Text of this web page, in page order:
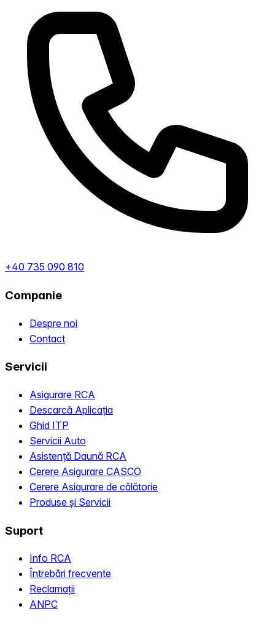
+40 735 090 810
Companie
Despre noi
Contact
Servicii
Asigurare RCA
Descarcă Aplicația
Ghid ITP
Servicii Auto
Asistență Daună RCA
Cerere Asigurare CASCO
Cerere Asigurare de călătorie
Produse și Servicii
Suport
Info RCA
Întrebări frecvente
Reclamații
ANPC